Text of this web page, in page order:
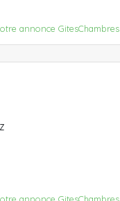
annonce GitesChambres